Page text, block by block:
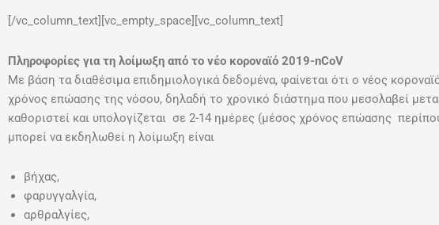
[/vc_column_text][vc_empty_space][vc_column_text]
Πληροφορίες για τη λοίμωξη από το νέο κοροναϊό 2019-nCoV
Με βάση τα διαθέσιμα επιδημιολογικά δεδομένα, φαίνεται ότι ο νέος
χρόνος επώασης της νόσου, δηλαδή το χρονικό διάστημα που μεσολαβεί
καθοριστεί και υπολογίζεται σε 2-14 ημέρες (μέσος χρόνος επώασης
μπορεί να εκδηλωθεί η λοίμωξη είναι
βήχας,
φαρυγγαλγία,
αρθραλγίες,